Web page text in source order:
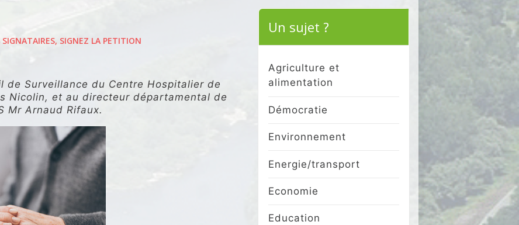
SIGNATAIRES, SIGNEZ LA PETITION
de Surveillance du Centre Hospitalier de
Nicolin, et au directeur départamental de
Mr Arnaud Rifaux.
Un sujet ?
Agriculture et
alimentation
Démocratie
Environnement
Energie/transport
Economie
Education